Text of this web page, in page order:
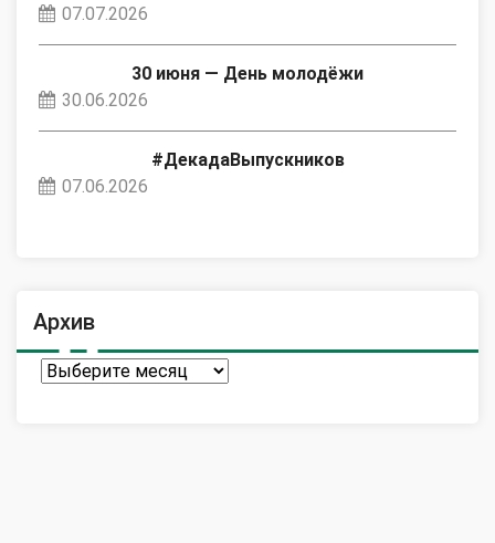
07.07.2026
30 июня — День молодёжи
30.06.2026
#ДекадаВыпускников
07.06.2026
Архив
Архив